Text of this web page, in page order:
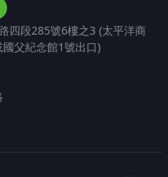
四段285號6樓之3 (太平洋商
父紀念館1號出口)